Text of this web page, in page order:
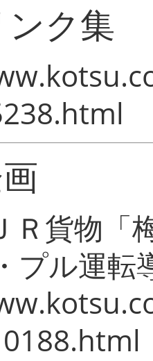
ク集
貨物「
プル運転